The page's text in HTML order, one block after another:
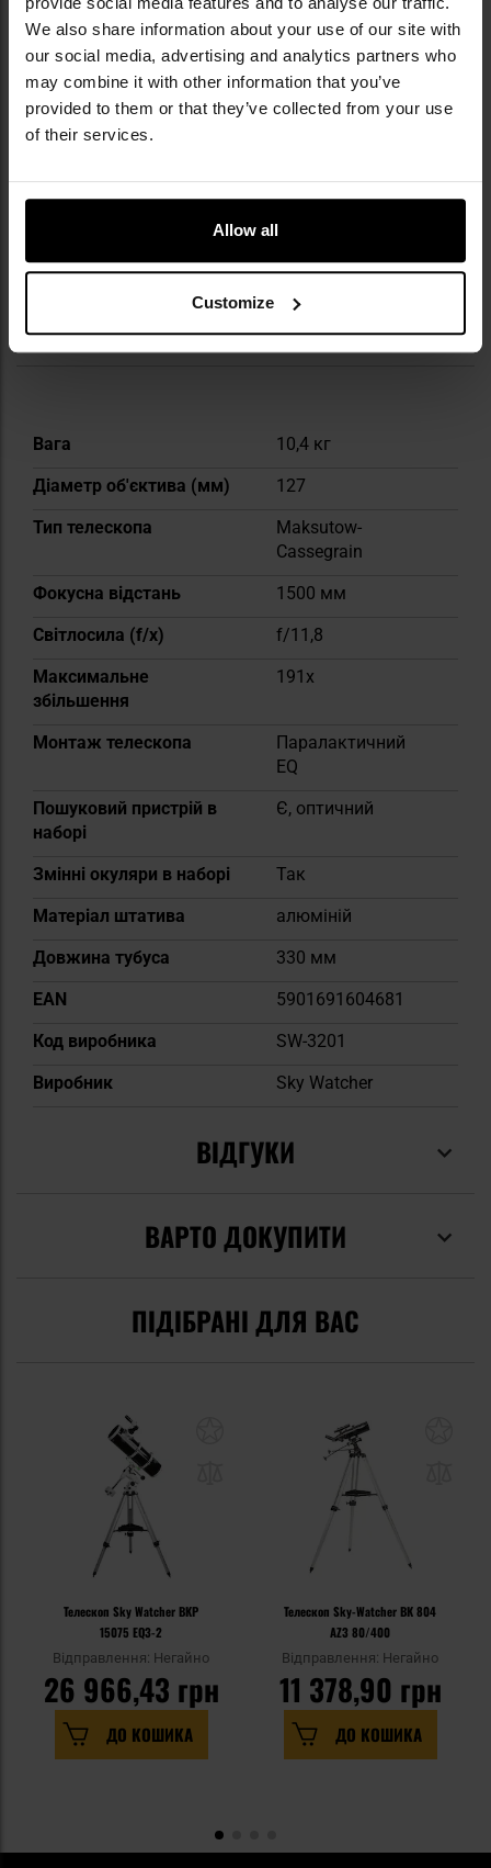
We also share information about your use of our site with
our social media, advertising and analytics partners who
may combine it with other information that you’ve
provided to them or that they’ve collected from your use
of their services.
Allow all
Customize
рефрактори ED, астрографи Esprit чи
системи Maksutowa. Величезною
популярністю користуються телескопи
Dobsona, зокрема культові моделі з
діаметром дзеркала до 16 дюймів, а також
професійні екваторіальні монтування EQ8,
компанія розвиває інноваційні телескопи
стали характерним символом Sky-Watchera у
ТЕХНІЧНІ ДАНІ
Докладніше
Вага
10,4 кг
Діаметр об'єктива (мм)
127
Тип телескопа
Maksutow-
Cassegrain
Фокусна відстань
1500 мм
Світлосила (f/x)
f/11,8
Максимальне
збільшення
191x
Монтаж телескопа
Паралактичний
EQ
Пошуковий пристрій в
наборі
Є, оптичний
Змінні окуляри в наборі
Так
Матеріал штатива
алюміній
Довжина тубуса
330 мм
EAN
5901691604681
Код виробника
SW-3201
Виробник
Sky Watcher
ВІДГУКИ
ВАРТО ДОКУПИТИ
ПІДІБРАНІ ДЛЯ ВАС
Телескоп Sky Watcher BKP
15075 EQ3-2
Відправлення: Негайно
26 966,43 грн
ДО КОШИКА
Телескоп Sky-Watcher BK 804
AZ3 80/400
Відправлення: Негайно
11 378,90 грн
ДО КОШИКА